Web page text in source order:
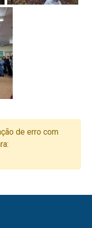
de erro com